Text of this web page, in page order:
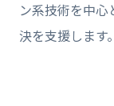
ン系技術を中
決を支援します。